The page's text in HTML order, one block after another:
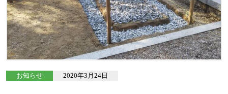
お知らせ 2020年3月24日